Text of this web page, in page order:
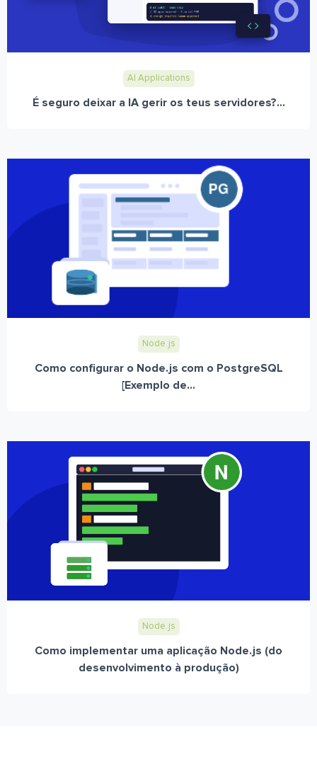
AI Applications
É seguro deixar a IA gerir os teus servidores?...
Node.js
Como configurar o Node.js com o PostgreSQL
[Exemplo de...
Node.js
Como implementar uma aplicação Node.js (do
desenvolvimento à produção)